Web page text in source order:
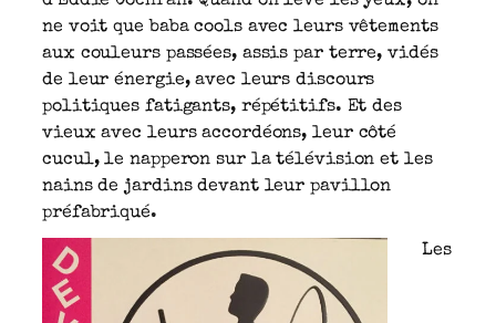
ne voit que baba cools avec leurs vêtements
aux couleurs passées, assis par terre, vidés
de leur énergie, avec leurs discours
politiques fatigants, répétitifs. Et des
vieux avec leurs accordéons, leur côté
cucul, le napperon sur la télévision et les
nains de jardins devant leur pavillon
préfabriqué.
Les